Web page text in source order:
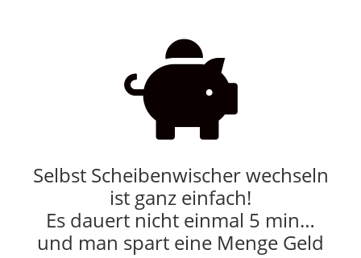

Selbst Scheibenwischer wechseln
ist ganz einfach!
Es dauert nicht einmal 5 min…
und man spart eine Menge Geld